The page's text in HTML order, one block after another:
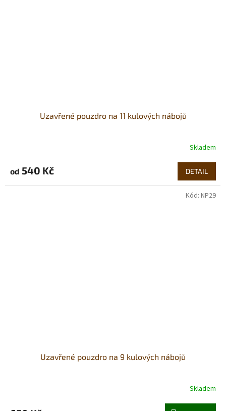
Uzavřené pouzdro na 11 kulových nábojů
Skladem
od 540 Kč DETAIL
Uzavřené pouzdro na 9 kulových nábojů
Skladem
Kód: NP29